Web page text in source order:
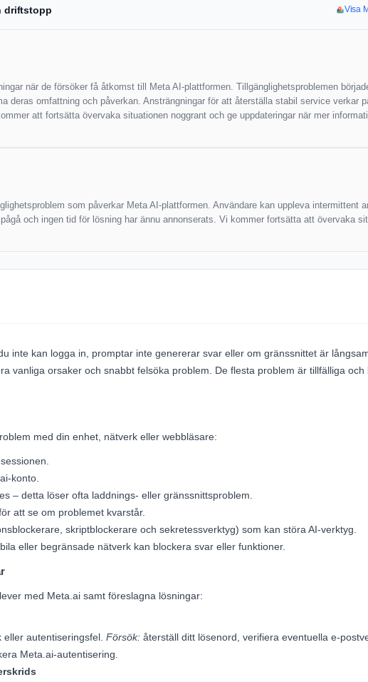
driftstopp Visa
när de försöker få åtkomst till Meta AI-plattformen. Tillgänglighetsproblemen
deras omfattning och påverkan. Ansträngningar för att återställa stabil service verkar
att fortsätta övervaka situationen noggrant och ge uppdateringar när mer
som påverkar Meta AI-plattformen. Användare kan uppleva intermittent
och ingen tid för lösning har ännu annonserats. Vi kommer fortsätta att övervaka
inte kan logga in, promptar inte genererar svar eller om gränssnittet är
vanliga orsaker och snabbt felsöka problem. De flesta problem är tillfälliga och
med din enhet, nätverk eller webbläsare:
konto.
– detta löser ofta laddnings- eller gränssnittsproblem.
att se om problemet kvarstår.
skriptblockerare och sekretessverktyg) som kan störa AI-verktyg.
eller begränsade nätverk kan blockera svar eller funktioner.
med Meta.ai samt föreslagna lösningar:
eller autentiseringsfel.Försök: återställ ditt lösenord, verifiera eventuella e-
Meta.ai-autentisering.